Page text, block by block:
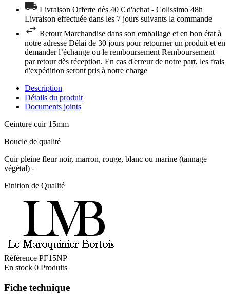
Livraison Offerte dès 40 € d'achat - Colissimo 48h
Livraison effectuée dans les 7 jours suivants la commande
Retour Marchandise dans son emballage et en bon état à
notre adresse Délai de 30 jours pour retourner un produit et en
demander l’échange ou le remboursement Remboursement
par retour dès réception. En cas d'erreur de notre part, les frais
d'expédition seront pris à notre charge
Description
Détails du produit
Documents joints
Ceinture cuir 15mm
Boucle de qualité
Cuir pleine fleur noir, marron, rouge, blanc ou marine (tannage
végétal) -
Finition de Qualité
Référence PF15NP
En stock 0 Produits
Fiche technique